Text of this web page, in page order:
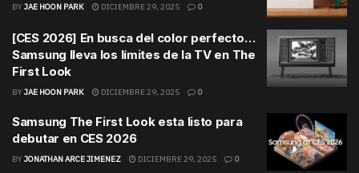
BY JAE HOON PARK DICIEMBRE 29, 2025 0
[CES 2026] En busca del color perfecto…
Samsung lleva los límites de la TV en The
First Look
BY JAE HOON PARK DICIEMBRE 29, 2025 0
Samsung The First Look esta listo para
debutar en CES 2026
BY JONATHAN ARCE JIMENEZ DICIEMBRE 29, 2025 0